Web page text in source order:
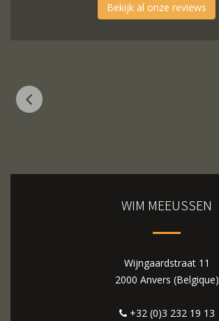
Bekijk al onze reviews
WIM MEEUSSEN
Wijngaardstraat 11
2000 Anvers (Belgique)
+32 (0)3 232 19 13